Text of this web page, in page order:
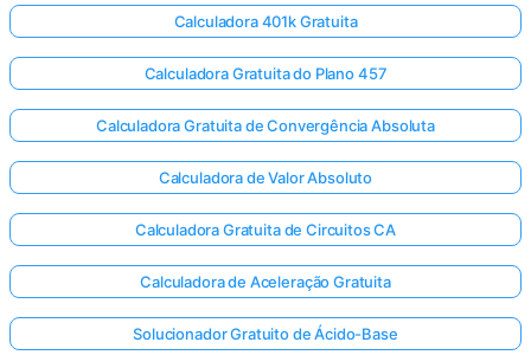
Calculadora 401k Gratuita
Calculadora Gratuita do Plano 457
Calculadora Gratuita de Convergência Absoluta
Calculadora de Valor Absoluto
Calculadora Gratuita de Circuitos CA
Calculadora de Aceleração Gratuita
Solucionador Gratuito de Ácido-Base